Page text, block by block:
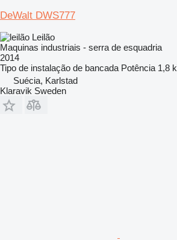
DeWalt DWS777
Leilão
Maquinas industriais - serra de esquadria
2014
Tipo de instalação de bancada Potência 1,8
Suécia, Karlstad
Klaravik Sweden